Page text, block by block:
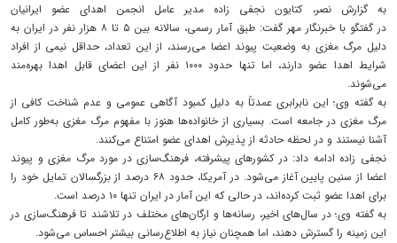
به گزارش نصر، کتایون نجفی زاده مدیر عامل انجمن اهدای عضو ایرانیان
در گفتگو با خبرنگار مهر گفت: طبق آمار رسمی، سالانه بین ۵ تا ۸ هزار نفر در ایران به
دلیل مرگ مغزی به وضعیت پیوند اعضا می‌رسند، از این تعداد، حداقل نیمی از افراد
شرایط اهدا عضو دارند، اما تنها حدود ۱۰۰۰ نفر از این اعضای قابل اهدا بهره‌مند
می‌شوند.
به گفته وی؛ این نابرابری عمدتاً به دلیل کمبود آگاهی عمومی و عدم شناخت کافی از
مرگ مغزی در جامعه است. بسیاری از خانواده‌ها هنوز با مفهوم مرگ مغزی به‌طور کامل
آشنا نیستند و در لحظه حادثه از پذیرش اهدای عضو امتناع می‌کنند.
نجفی زاده ادامه داد: در کشورهای پیشرفته، فرهنگ‌سازی در مورد مرگ مغزی و پیوند
اعضا از سنین پایین آغاز می‌شود. در آمریکا، حدود ۶۸ درصد از بزرگسالان تمایل خود را
برای اهدا عضو ثبت کرده‌اند، در حالی که این آمار در ایران تنها ۱۰ درصد است.
به گفته وی؛ در سال‌های اخیر، رسانه‌ها و ارگان‌های مختلف در تلاشند تا فرهنگ‌سازی در
این زمینه را گسترش دهند، اما همچنان نیاز به اطلاع‌رسانی بیشتر احساس می‌شود.